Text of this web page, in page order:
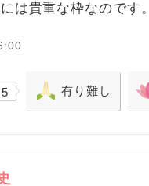
は貴重な枠なのです。
5 有り難し